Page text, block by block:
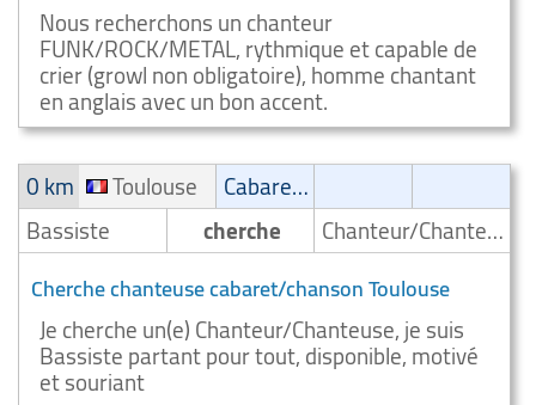
Nous recherchons un chanteur
FUNK/ROCK/METAL, rythmique et capable de
crier (growl non obligatoire), homme chantant
en anglais avec un bon accent.
0 km
Toulouse
Cabaret/Variétés
Bassiste
cherche Chanteur/Chanteuse
Cherche chanteuse cabaret/chanson Toulouse
Je cherche un(e) Chanteur/Chanteuse, je suis
Bassiste partant pour tout, disponible, motivé
et souriant